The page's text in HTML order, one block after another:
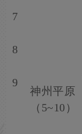
神州平原
（5~10）
7
8
9